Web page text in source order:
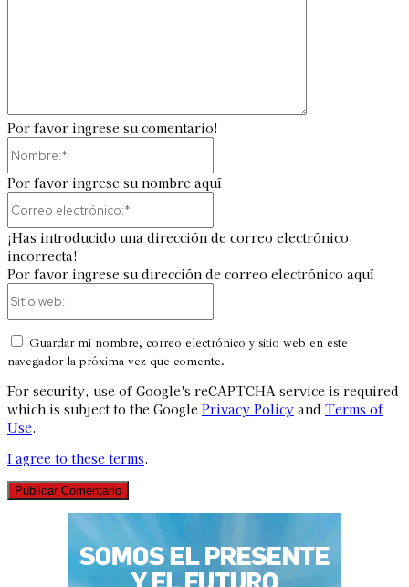
Por favor ingrese su comentario!
Por favor ingrese su nombre aquí
¡Has introducido una dirección de correo electrónico
incorrecta!
Por favor ingrese su dirección de correo electrónico aquí
Guardar mi nombre, correo electrónico y sitio web en este
navegador la próxima vez que comente.
For security, use of Google's reCAPTCHA service is required
which is subject to the Google Privacy Policy and Terms of
Use.
I agree to these terms.